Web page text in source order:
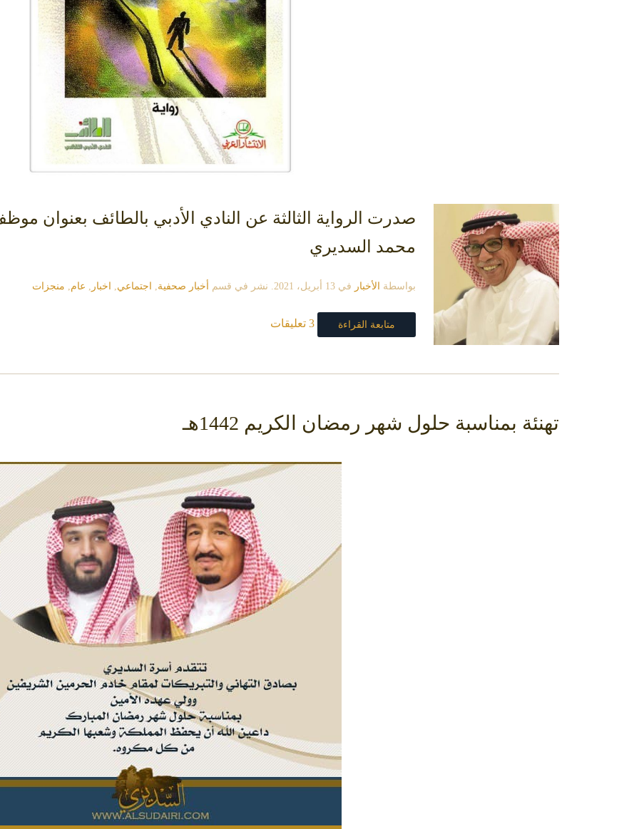
صدرت الرواية الثالثة عن النادي الأدبي بالطائف بعنوان
محمد السديري
بواسطة الأخبار في 13 أبريل، 2021 . نشر في قسم أخبار صحفية, اجتماعي, اخبار , عام, منجزات
متابعة القراءة 3 تعليقات
تهنئة بمناسبة حلول شهر رمضان الكريم 1442هـ